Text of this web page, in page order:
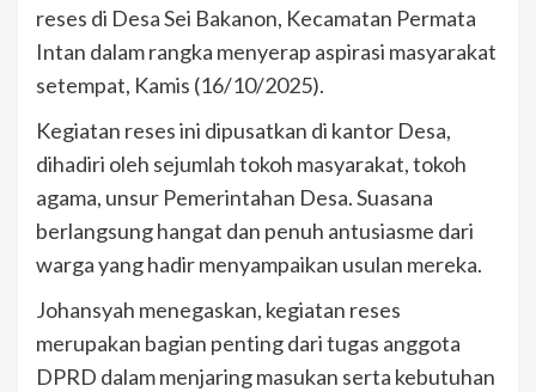
reses di Desa Sei Bakanon, Kecamatan Permata
Intan dalam rangka menyerap aspirasi masyarakat
setempat, Kamis (16/10/2025).
Kegiatan reses ini dipusatkan di kantor Desa,
dihadiri oleh sejumlah tokoh masyarakat, tokoh
agama, unsur Pemerintahan Desa. Suasana
berlangsung hangat dan penuh antusiasme dari
warga yang hadir menyampaikan usulan mereka.
Johansyah menegaskan, kegiatan reses
merupakan bagian penting dari tugas anggota
DPRD dalam menjaring masukan serta kebutuhan